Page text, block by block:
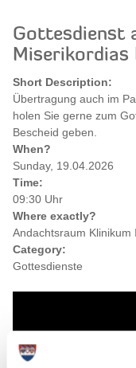
Gottesdienst
Miserikordias
Short Description:
Übertragung auch im
holen Sie gerne zum
Bescheid geben.
When?
Sunday, 19.04.2026
Time:
09:30 Uhr
Where exactly?
Andachtsraum
Category:
Gottesdienste